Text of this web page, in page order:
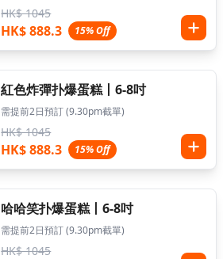
HK$ 1045
HK$ 888.3 15% Off
紅色炸彈扑爆蛋糕丨6-8吋
需提前2日預訂 (9.30pm截單)
HK$ 1045
HK$ 888.3 15% Off
哈哈笑扑爆蛋糕丨6-8吋
需提前2日預訂 (9.30pm截單)
HK$ 1045